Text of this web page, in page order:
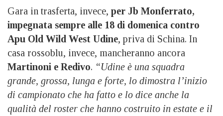
Gara in trasferta, invece, per Jb Monferrato,
impegnata sempre alle 18 di domenica contro
Apu Old Wild West Udine, priva di Schina. In
casa rossoblu, invece, mancheranno ancora
Martinoni e Redivo. “Udine è una squadra
grande, grossa, lunga e forte, lo dimostra l’inizio
di campionato che ha fatto e lo dice anche la
qualità del roster che hanno costruito in estate e il